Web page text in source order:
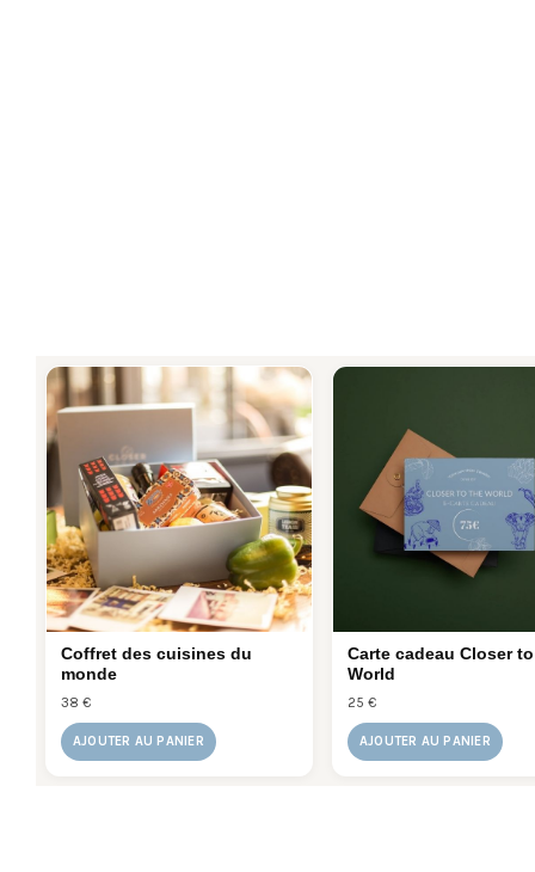
Coffret des cuisines du
monde
38 €
AJOUTER AU PANIER
Carte cadeau Closer
World
25 €
AJOUTER AU PANIER